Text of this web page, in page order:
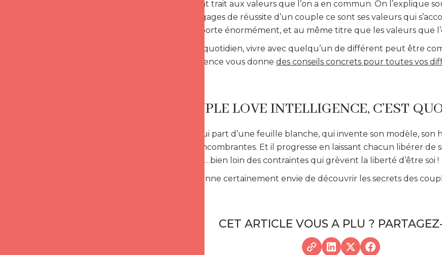
certainement trait aux valeurs que l’on a en commun. On l’explique
articles : les gages de réussite d’un couple ce sont ses valeurs qui
: l’amour importe énormément, et au même titre que les valeurs que
Bien sûr, au quotidien, vivre avec quelqu’un de différent peut être
Love Intelligence vous donne des conseils concrets pour toutes vos
UN COUPLE LOVE INTELLIGENCE, C’EST
C’est celui qui part d’une feuille blanche, qui invente son modèle, son
croyances encombrantes. Et il progresse en laissant chacun libérer de
personnalité…bien loin des contraintes qui grèvent la liberté d’être soi !
Cela vous donne certainement envie de découvrir les secrets des
CET ARTICLE VOUS A PLU ?